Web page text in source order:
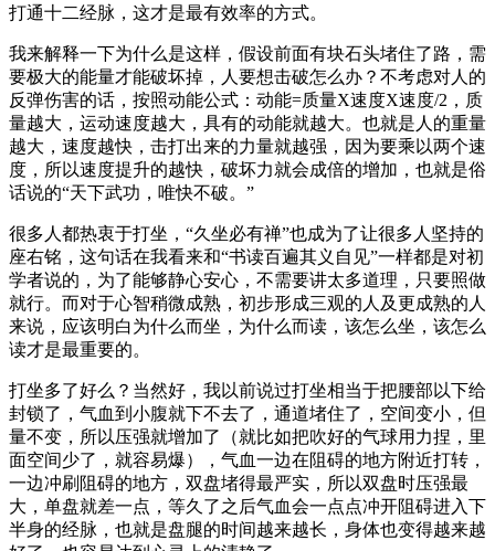
打通十二经脉，这才是最有效率的方式。
我来解释一下为什么是这样，假设前面有块石头堵住了路，需
要极大的能量才能破坏掉，人要想击破怎么办？不考虑对人的
反弹伤害的话，按照动能公式：动能=质量X速度X速度/2，质
量越大，运动速度越大，具有的动能就越大。也就是人的重量
越大，速度越快，击打出来的力量就越强，因为要乘以两个速
度，所以速度提升的越快，破坏力就会成倍的增加，也就是俗
话说的“天下武功，唯快不破。”
很多人都热衷于打坐，“久坐必有禅”也成为了让很多人坚持的
座右铭，这句话在我看来和“书读百遍其义自见”一样都是对初
学者说的，为了能够静心安心，不需要讲太多道理，只要照做
就行。而对于心智稍微成熟，初步形成三观的人及更成熟的人
来说，应该明白为什么而坐，为什么而读，该怎么坐，该怎么
读才是最重要的。
打坐多了好么？当然好，我以前说过打坐相当于把腰部以下给
封锁了，气血到小腹就下不去了，通道堵住了，空间变小，但
量不变，所以压强就增加了（就比如把吹好的气球用力捏，里
面空间少了，就容易爆），气血一边在阻碍的地方附近打转，
一边冲刷阻碍的地方，双盘堵得最严实，所以双盘时压强最
大，单盘就差一点，等久了之后气血会一点点冲开阻碍进入下
半身的经脉，也就是盘腿的时间越来越长，身体也变得越来越